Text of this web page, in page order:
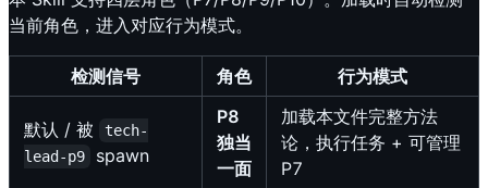
当前角色，进入对应行为模式。
检测信号 角色 行为模式
默认 / 被
tech-
lead-p9
spawn
P8
独当
一面
加载本文件完整方法
论，执行任务 + 可管理
P7